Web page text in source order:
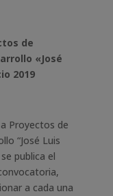
de
«José
2019
Proyectos de
“José Luis
publica el
a cada una